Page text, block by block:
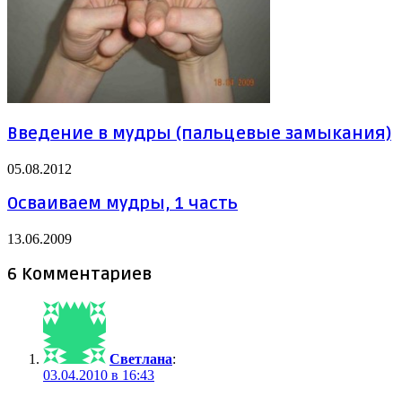
Введение в мудры (пальцевые замыкания)
05.08.2012
Осваиваем мудры, 1 часть
13.06.2009
6 Комментариев
Светлана:
03.04.2010 в 16:43